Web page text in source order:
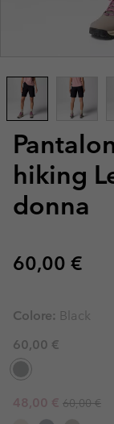
hiking
donna
Regular
60,00 €
Colore: Black
60,00 €
Sale price:
48,00 € Regular
60,00 €